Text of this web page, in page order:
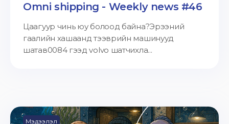
Omni shipping - Weekly news #46
Цаагуур чинь юу болоод байна?Эрээний
гаалийн хашаанд тээврийн машинууд
шатав0084 гээд volvo шатчихла...
Мэдээлэл